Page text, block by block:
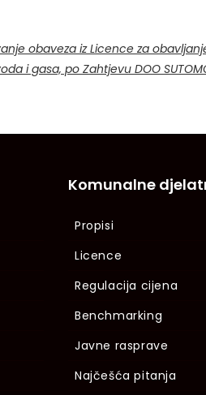
obaveza iz Licence za
i gasa, po Zahtjevu DOO
Komunalne
Propisi
Licence
Regulacija cijena
Benchmarking
Javne rasprave
Najčešća pitanja